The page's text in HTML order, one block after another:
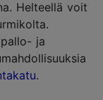
Helteellä voit
ja
.